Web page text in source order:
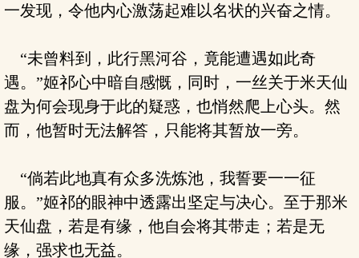
一发现，令他内心激荡起难以名状的兴奋之情。
“未曾料到，此行黑河谷，竟能遭遇如此奇
遇。”姬祁心中暗自感慨，同时，一丝关于米天仙
盘为何会现身于此的疑惑，也悄然爬上心头。然
而，他暂时无法解答，只能将其暂放一旁。
“倘若此地真有众多洗炼池，我誓要一一征
服。”姬祁的眼神中透露出坚定与决心。至于那米
天仙盘，若是有缘，他自会将其带走；若是无
缘，强求也无益。